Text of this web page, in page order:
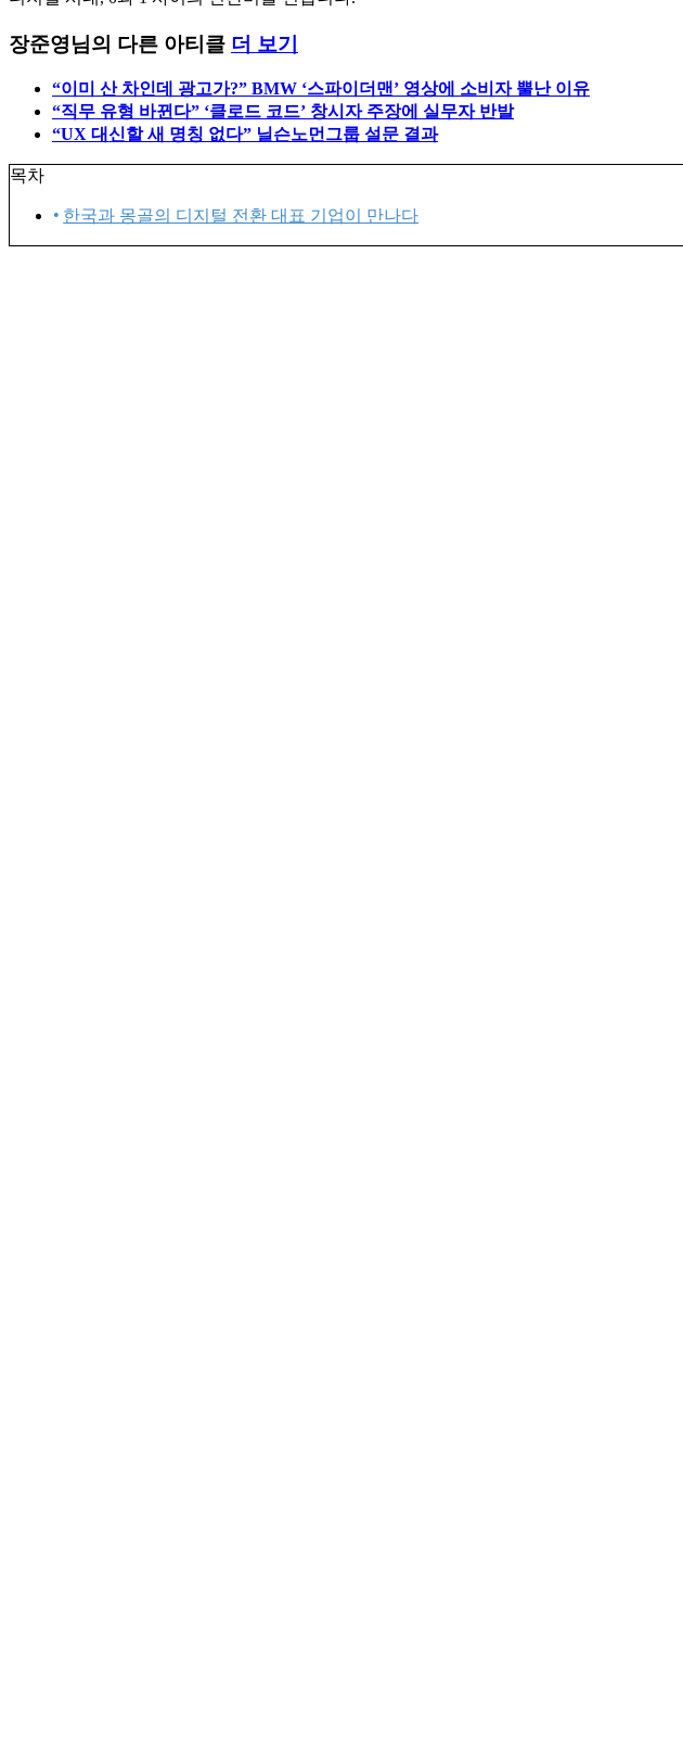
장준영님의 다른 아티클 더 보기
“이미 산 차인데 광고가?” BMW ‘스파이더맨’ 영상에 소비자 뿔난 이유
“직무 유형 바뀐다” ‘클로드 코드’ 창시자 주장에 실무자 반발
“UX 대신할 새 명칭 없다” 닐슨노먼그룹 설문 결과
목차
한국과 몽골의 디지털 전환 대표 기업이 만나다